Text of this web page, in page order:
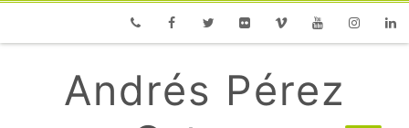
Andrés Pérez